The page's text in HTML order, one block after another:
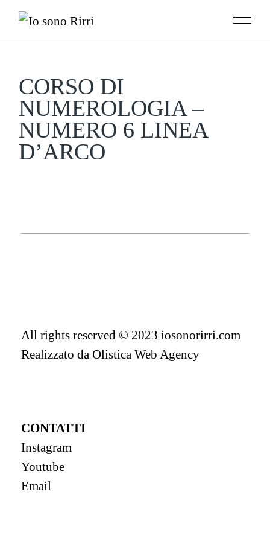
content
CORSO DI
NUMEROLOGIA –
NUMERO 6 LINEA
D’ARCO
All rights reserved © 2023 iosonorirri.com
Realizzato da Olistica Web Agency
CONTATTI
Instagram
Youtube
Email